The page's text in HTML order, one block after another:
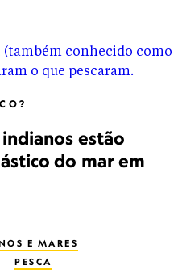
estão
do mar em
E MARES
PESCA